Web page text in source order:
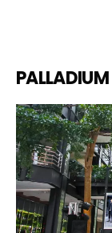
PALLADIUM